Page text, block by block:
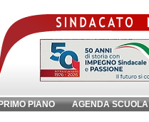
PIANO AGENDA SCUOLA